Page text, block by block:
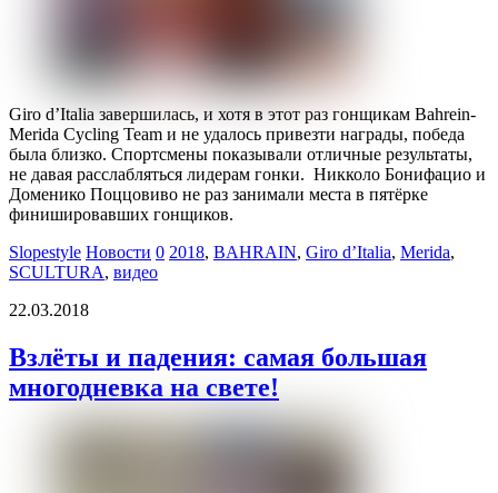
Giro d’Italia завершилась, и хотя в этот раз гонщикам Bahrein-
Merida Cycling Team и не удалось привезти награды, победа
была близко. Спортсмены показывали отличные результаты,
не давая расслабляться лидерам гонки. Никколо Бонифацио и
Доменико Поццовиво не раз занимали места в пятёрке
финишировавших гонщиков.
Slopestyle Новости 0 2018, BAHRAIN, Giro d’Italia, Merida,
SCULTURA, видео
22.03.2018
Взлёты и падения: самая большая
многодневка на свете!